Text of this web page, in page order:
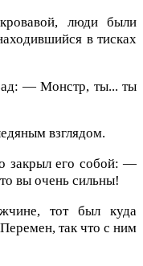
люди были
в тисках
— Монстр, ты... ты
взглядом.
закрыл его собой: —
вы очень сильны!
тот был куда
так что с ним